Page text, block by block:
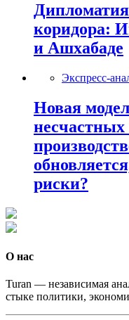
Дипломатия
коридора:
и Ашхабаде
Экспресс-
Новая
несчастных
риски?
О нас
Turan — независимая
стыке политики,